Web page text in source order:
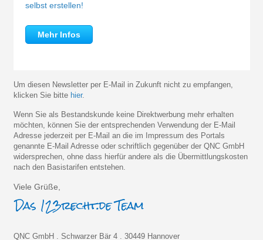
selbst erstellen!
Mehr Infos
Um diesen Newsletter per E-Mail in Zukunft nicht zu empfangen,
klicken Sie bitte hier.
Wenn Sie als Bestandskunde keine Direktwerbung mehr erhalten
möchten, können Sie der entsprechenden Verwendung der E-Mail
Adresse jederzeit per E-Mail an die im Impressum des Portals
genannte E-Mail Adresse oder schriftlich gegenüber der QNC GmbH
widersprechen, ohne dass hierfür andere als die Übermittlungskosten
nach den Basistarifen entstehen.
Viele Grüße,
QNC GmbH . Schwarzer Bär 4 . 30449 Hannover